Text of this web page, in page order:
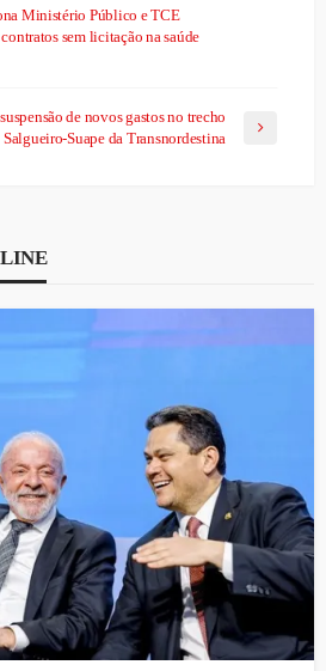
Ministério Público e TCE
sem licitação na saúde
de novos gastos no trecho
Salgueiro-Suape da Transnordestina